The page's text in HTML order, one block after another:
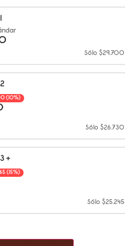
Sólo $29.700
(10%)
Sólo $26.730
+
(15%)
Sólo $25.245